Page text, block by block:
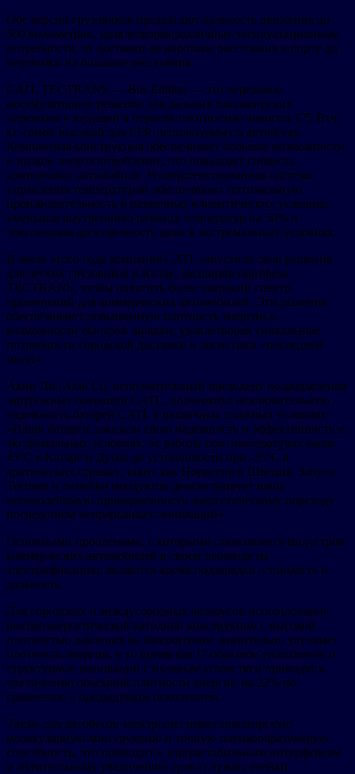
Обе версии грузовиков предлагают дальность движения до
500 километров, удовлетворяя различные эксплуатационные
потребности, от доставки на короткие расстояния в порту до
перевозки на большие расстояния.
CATL TECTRANS — Bus Edition — это передовое
аккумуляторное решение для дальних пассажирских
перевозок с ведущей в отрасли плотностью энергии 175 Втч/
кг, самой высокой для LFP, используемых в автобусах.
Компактная конструкция обеспечивает большие возможности
и низкое энергопотребление, что повышает гибкость
компоновки автомобиля. Усовершенствованная система
управления температурой обеспечивает оптимальную
производительность в различных климатических условиях,
уменьшая внутреннюю разницу температур на 50% и
обеспечивая долговечность даже в экстремальных условиях.
В июле этого года компания CATL запустила свои решения
для легких грузовиков в Китае, расширив портфель
TECTRANS, чтобы охватить более широкий спектр
применений для коммерческих автомобилей. Эти решения
обеспечивают повышенную плотность энергии и
возможности быстрой зарядки, удовлетворяя уникальные
потребности городской доставки и логистики «последней
мили».
Акин Ли (Akin Li), исполнительный президент подразделения
зарубежных операций CATL, подчеркнул исключительную
надежность батарей CATL в различных сложных условиях:
«Наши батареи доказали свою надежность и эффективность в
экстремальных условиях, от работы при температурах выше
45°C в Катаре и Дубае до устойчивости при -35°C в
арктических странах, таких как Норвегия и Швеция. Запуск
Tectrans и линейки продуктов демонстрирует нашу
непоколебимую приверженность энергетическому переходу
посредством непрерывных инноваций».
Основными проблемами, с которыми сталкивается индустрия
коммерческих автомобилей в своем переходе на
электрификацию, являются время подзарядки, стоимость и
дальность.
Для городских и междугородных автобусов использование
высокоэнергетической катодной конструкции с высокой
плотностью давления на микроуровне значительно улучшает
плотность энергии, в то время как U-образное уплотнение и
структурные инновации с нулевым углом тяги приводят к
увеличению объемной плотности энергии на 22% по
сравнению с предыдущим поколением.
Также для автобусов электролит имеет новаторскую
молекулярную конструкцию и точную пленкообразующую
способность, что приводит к ультрастабильным интерфейсам
и значительному увеличению срока службы ячейки.